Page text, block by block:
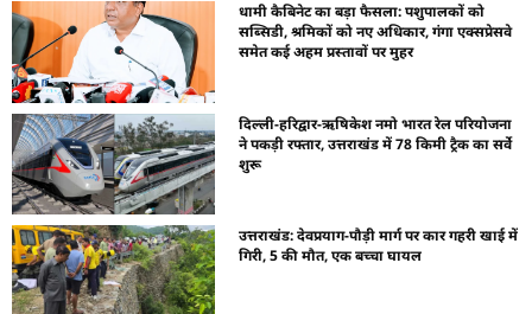
धामी कैबिनेट का बड़ा फैसला: पशुपालकों को
सब्सिडी, श्रमिकों को नए अधिकार, गंगा एक्सप्रेसवे
समेत कई अहम प्रस्तावों पर मुहर
दिल्ली-हरिद्वार-ऋषिकेश नमो भारत रेल परियोजना
ने पकड़ी रफ्तार, उत्तराखंड में 78 किमी ट्रैक का सर्वे
शुरू
उत्तराखंड: देवप्रयाग-पौड़ी मार्ग पर कार गहरी खाई में
गिरी, 5 की मौत, एक बच्चा घायल